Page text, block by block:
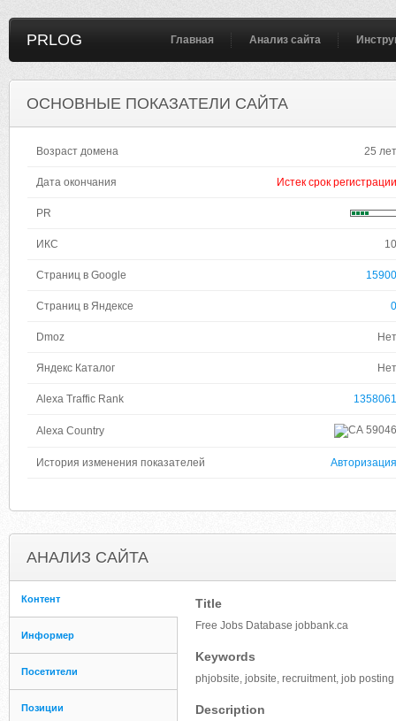
PRLOG Главная Анализ сайта
ОСНОВНЫЕ ПОКАЗАТЕЛИ САЙТА
Возраст домена 25 лет
Дата окончания Истек срок регистрации
PR
ИКС 10
Страниц в Google 15900
Страниц в Яндексе 0
Dmoz Нет
Яндекс Каталог Нет
Alexa Traffic Rank 1358061
Alexa Country 59046
История изменения показателей Авторизация
АНАЛИЗ САЙТА
Контент
Информер
Посетители
Позиции
Title
Free Jobs Database jobbank.ca
Keywords
phjobsite, jobsite, recruitment, job posting
Description